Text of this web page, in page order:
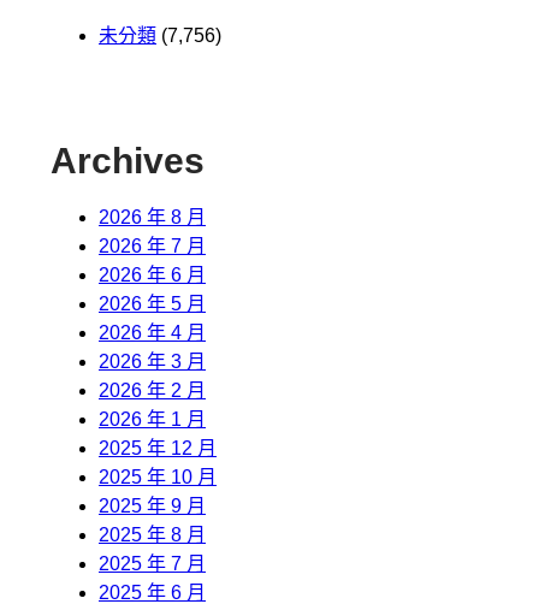
未分類 (7,756)
Archives
2026 年 8 月
2026 年 7 月
2026 年 6 月
2026 年 5 月
2026 年 4 月
2026 年 3 月
2026 年 2 月
2026 年 1 月
2025 年 12 月
2025 年 10 月
2025 年 9 月
2025 年 8 月
2025 年 7 月
2025 年 6 月